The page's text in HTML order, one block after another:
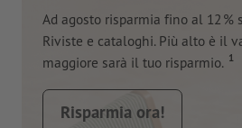
Ad agosto risparmia fino al 12 %
Riviste e cataloghi. Più alto è il
maggiore sarà il tuo risparmio. 1
Risparmia ora!